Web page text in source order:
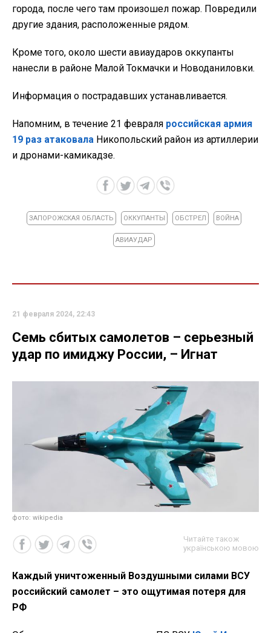
города, после чего там произошел пожар. Повредили
другие здания, расположенные рядом.
Кроме того, около шести авиаударов оккупанты
нанесли в районе Малой Токмачки и Новоданиловки.
Информация о пострадавших устанавливается.
Напомним, в течение 21 февраля российская армия
19 раз атаковала Никопольский район из артиллерии
и дронами-камикадзе.
ЗАПОРОЖСКАЯ ОБЛАСТЬ ОККУПАНТЫ ОБСТРЕЛ ВОЙНА
АВИАУДАР
21 февраля 2024, 22:43
Семь сбитых самолетов – серьезный
удар по имиджу России, – Игнат
фото: wikipedia
Читайте також
українською мовою
Каждый уничтоженный Воздушными силами ВСУ
российский самолет – это ощутимая потеря для
РФ